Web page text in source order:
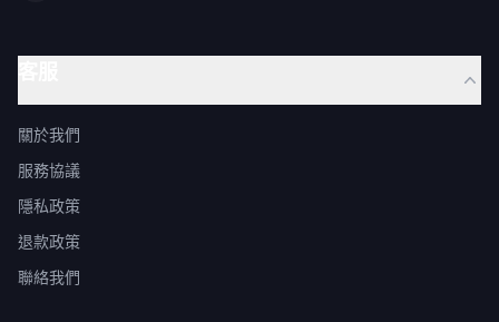
關於我們
服務協議
隱私政策
退款政策
聯絡我們